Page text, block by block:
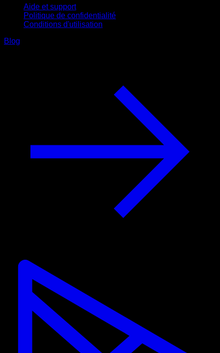
Aide et support
Politique de confidentialité
Conditions d'utilisation
Blog